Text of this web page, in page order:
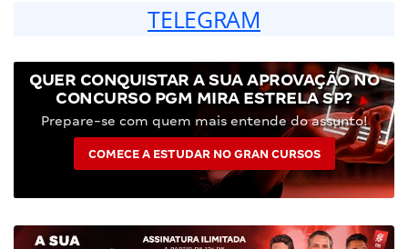
TELEGRAM
QUER CONQUISTAR A SUA APROVAÇÃO NO
CONCURSO PGM MIRA ESTRELA SP?
Prepare-se com quem mais entende do assunto!
COMECE A ESTUDAR NO GRAN CURSOS